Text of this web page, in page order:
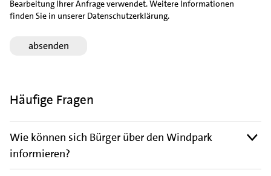
Bearbeitung Ihrer Anfrage verwendet. Weitere Informationen
finden Sie in unserer Datenschutzerklärung.
Häufige Fragen
Wie können sich Bürger über den Windpark
informieren?